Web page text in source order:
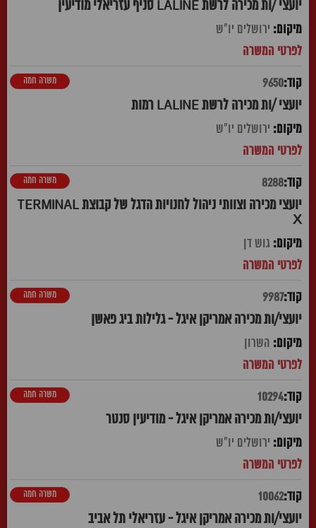
יועצי /ות מכירה לרשת LALINE סניף עזריאלי מודיעין
ירושלים יו"ש
9650
יועצי /ות מכירה לרשת LALINE רמות
משרה חמה
ירושלים יו"ש
8288
יועצי מכירה וצוותי ניהול לחנויות הדגל של קבוצת TERMINAL
X
משרה חמה
גוש דן
9987
יועצי/ות מכירה אמריקן איגל - גלילות ביג פאשן
משרה חמה
השרון
10294
יועצי/ות מכירה אמריקן איגל - מודיעין סנטר
משרה חמה
ירושלים יו"ש
10062
יועצי/ות מכירה אמריקן איגל - עזריאלי תל אביב
משרה חמה